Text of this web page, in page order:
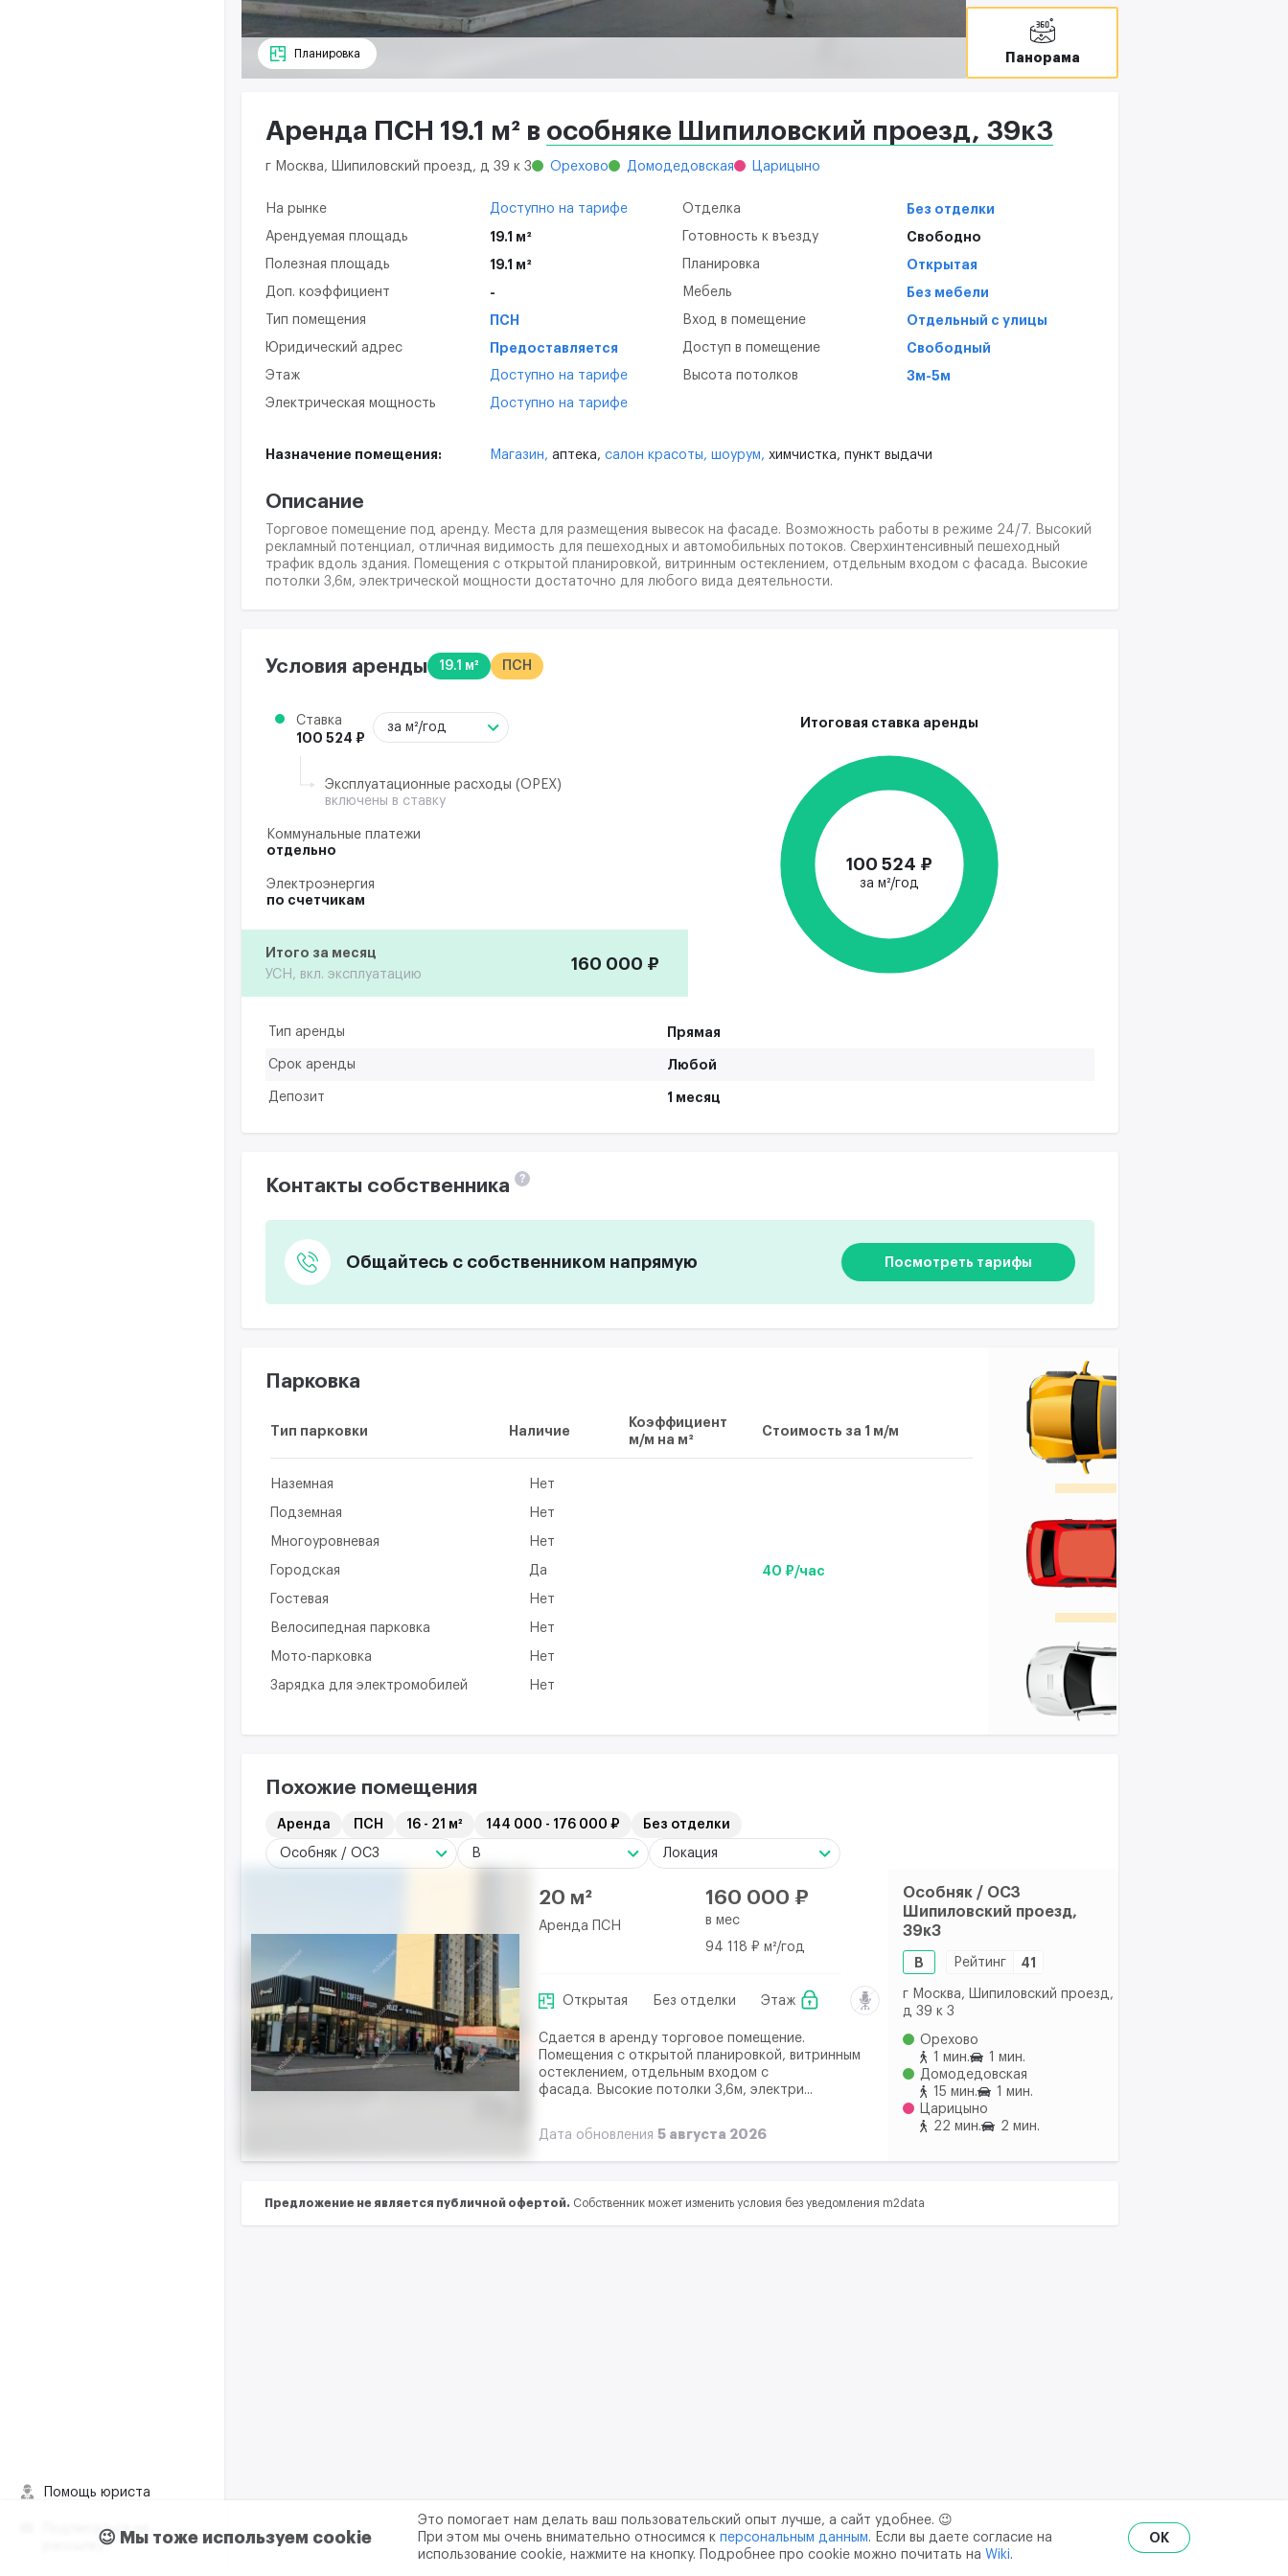
Помощь юриста
Подписаться на
рассылку
Панорама
Планировка
Аренда ПСН 19.1 м² в особняке Шипиловский проезд, 39к3
г Москва, Шипиловский проезд, д 39 к 3 Орехово Домодедовская Царицыно
На рынке Доступно на тарифе
Арендуемая площадь 19.1 м²
Полезная площадь 19.1 м²
Доп. коэффициент -
Тип помещения ПСН
Юридический адрес Предоставляется
Этаж Доступно на тарифе
Электрическая мощность Доступно на тарифе
Отделка Без отделки
Готовность к въезду Свободно
Планировка Открытая
Мебель Без мебели
Вход в помещение Отдельный с улицы
Доступ в помещение Свободный
Высота потолков 3м-5м
Назначение помещения: Магазин, аптека, салон красоты, шоурум, химчистка, пункт выдачи
Описание
Торговое помещение под аренду. Места для размещения вывесок на фасаде. Возможность работы в режиме 24/7. Высокий
рекламный потенциал, отличная видимость для пешеходных и автомобильных потоков. Сверхинтенсивный пешеходный
трафик вдоль здания. Помещения с открытой планировкой, витринным остеклением, отдельным входом с фасада. Высокие
потолки 3,6м, электрической мощности достаточно для любого вида деятельности.
Условия аренды 19.1 м² ПСН
Ставка
100 524 ₽
за м²/год
Эксплуатационные расходы (ОРЕХ)
включены в ставку
Коммунальные платежи
отдельно
Электроэнергия
по счетчикам
Итого за месяц
УСН, вкл. эксплуатацию
160 000 ₽
Итоговая ставка аренды
100 524 ₽
за м²/год
Тип аренды Прямая
Срок аренды Любой
Депозит 1 месяц
Контакты собственника ?
Общайтесь с собственником напрямую Посмотреть тарифы
Парковка
Тип парковки Наличие
Коэффициент
м/м на м²
Стоимость за 1 м/м
Наземная Нет
Подземная Нет
Многоуровневая Нет
Городская Да 40 ₽/час
Гостевая Нет
Велосипедная парковка Нет
Мото-парковка Нет
Зарядка для электромобилей Нет
Похожие помещения
Аренда ПСН 16 - 21 м² 144 000 - 176 000 ₽ Без отделки
Особняк / ОСЗ B Локация
20 м²
Аренда ПСН
160 000 ₽
в мес
94 118 ₽ м²/год
Открытая Без отделки Этаж
Сдается в аренду торговое помещение.
Помещения с открытой планировкой, витринным
остеклением, отдельным входом с
фасада. Высокие потолки 3,6м, электри...
Дата обновления 5 августа 2026
Особняк / ОСЗ
Шипиловский проезд,
39к3
B Рейтинг 41
г Москва, Шипиловский проезд,
д 39 к 3
Орехово
1 мин.
1 мин.
Домодедовская
15 мин.
1 мин.
Царицыно
22 мин.
2 мин.
Предложение не является публичной офертой. Собственник может изменить условия без уведомления m2data
😉 Мы тоже используем cookie
Это помогает нам делать ваш пользовательский опыт лучше, а сайт удобнее. 😉
При этом мы очень внимательно относимся к персональным данным. Если вы даете согласие на
использование cookie, нажмите на кнопку. Подробнее про cookie можно почитать на Wiki.
OK